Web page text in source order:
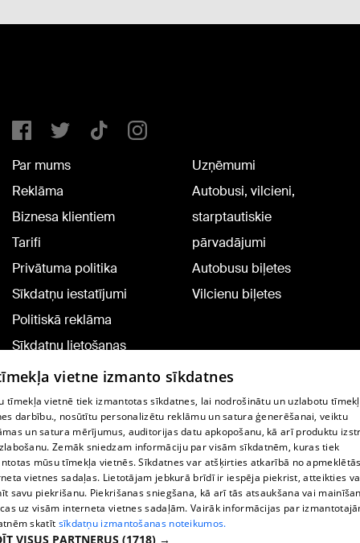
Par mums
Reklāma
Biznesa klientiem
Tarifi
Privātuma politika
Sīkdatņu iestatījumi
Politiskā reklāma
Sīkdatņu lietošanas
noteikumi
Komentāru pievienošana
Uzņēmumi
Autobusi, vilcieni,
starptautiskie
pārvadājumi
Autobusu biļetes
Vilcienu biļetes
TV programma
Līguma noteikumi
360 Ziņu kontakti
Helio Media
vietne izmanto sīkdatnes
tīmekļa vietnē tiek izmantotas sīkdatnes, lai nodrošinātu un uzlabotu
darbību., nosūtītu personalizētu reklāmu un satura ģenerēšanai, veiktu
un satura mērījumus, auditorijas datu apkopošanu, kā arī produktu
Zemāk sniedzam informāciju par visām sīkdatnēm, kuras tiek
mūsu tīmekļa vietnēs. Sīkdatnes var atšķirties atkarībā no
vietnes sadaļas. Lietotājam jebkurā brīdī ir iespēja piekrist, atteikties
savu piekrišanu. Piekrišanas sniegšana, kā arī tās atsaukšana vai
uz visām interneta vietnes sadaļām. Vairāk informācijas par
skatīt sīkdatņu izmantošanas noteikumos.
VISUS PARTNERUS (1718) →